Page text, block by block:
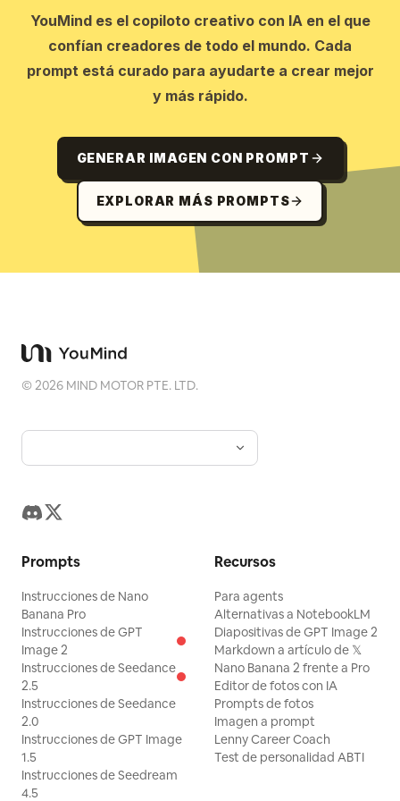
los fondos y los personajes sean reconocibles
al instante como pertenecientes al mismo
YouMind es el copiloto creativo con IA en el que
confían creadores de todo el mundo. Cada
prompt está curado para ayudarte a crear mejor
y más rápido.
GENERAR IMAGEN CON PROMPT
EXPLORAR MÁS PROMPTS
©2026 MIND MOTOR PTE. LTD.
Prompts
Instrucciones de Nano
Banana Pro
Instrucciones de GPT
Image 2
Instrucciones de Seedance
2.5
Instrucciones de Seedance
2.0
Instrucciones de GPT Image
1.5
Instrucciones de Seedream
4.5
Recursos
Para agents
Alternativas a NotebookLM
Diapositivas de GPT Image 2
Markdown a artículo de 𝕏
Nano Banana 2 frente a Pro
Editor de fotos con IA
Prompts de fotos
Imagen a prompt
Lenny Career Coach
Test de personalidad ABTI